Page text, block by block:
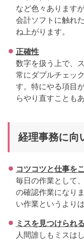
など色々あります
会計ソフトに触れ
ね上がります。
正確性
数字を扱う上で、
常にダブルチェッ
す。特にやる項目
らやり直すことも
経理事務に向
コツコツと仕事を
毎日の作業として
の確認作業になり
い作業というより
ミスを見つけられ
人間誰しもミスは